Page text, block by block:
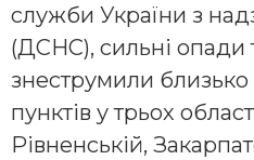
служби України з
(ДСНС), сильні опади
знеструмили
пунктів у трьох
Рівненській,